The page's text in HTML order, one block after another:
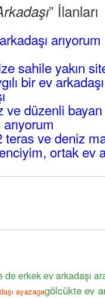
” İlanları
arıyorum
sahile yakın
bir ev
düzenli bayan
teras ve deniz
ortak ev
de erkek ev arkadaşı
ayazagagölcükte ev